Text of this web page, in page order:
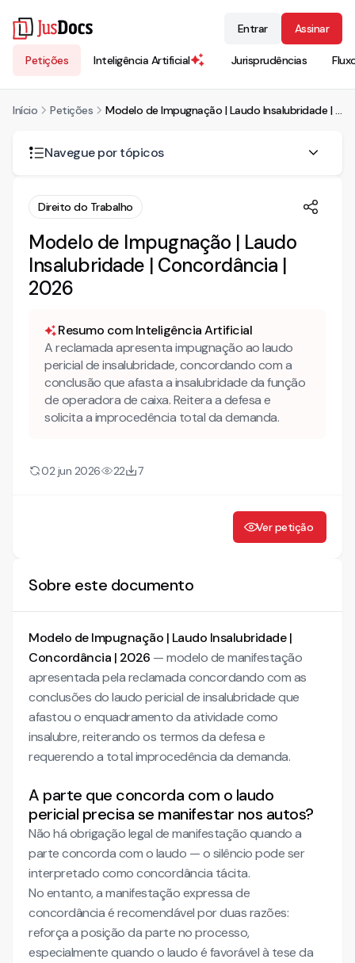
Petições Inteligência Artificial Jurisprudências
Entrar Assinar
Início Petições Modelo de Impugnação | Laudo Insalubridade | Concordância | 2026
Navegue por tópicos
A parte que concorda com o laudo pericial precisa se
manifestar nos autos?
Quais são os efeitos do laudo pericial que afasta a
insalubridade?
O reclamante pode impugnar o laudo que afastou a
Como adaptar este modelo ao caso concreto antes de
usar?
Mais conteúdo jurídico
Conheça também nossa INTELIGÊNCIA ARTIFICIAL para
advogados!
INSALUBRIDADE
Direito do Trabalho
Modelo de Impugnação | Laudo
Insalubridade | Concordância |
2026
Resumo com Inteligência Artificial
A reclamada apresenta impugnação ao laudo
pericial de insalubridade, concordando com a
conclusão que afasta a insalubridade da função
de operadora de caixa. Reitera a defesa e
solicita a improcedência total da demanda.
02 jun 2026 22 7
Ver petição
Sobre este documento
Modelo de Impugnação | Laudo Insalubridade |
Concordância | 2026 — modelo de manifestação
apresentada pela reclamada concordando com as
conclusões do laudo pericial de insalubridade que
afastou o enquadramento da atividade como
insalubre, reiterando os termos da defesa e
requerendo a total improcedência da demanda.
A parte que concorda com o laudo
pericial precisa se manifestar nos autos?
Não há obrigação legal de manifestação quando a
parte concorda com o laudo — o silêncio pode ser
interpretado como concordância tácita.
No entanto, a manifestação expressa de
concordância é recomendável por duas razões:
reforça a posição da parte no processo,
especialmente quando o laudo é favorável à tese da